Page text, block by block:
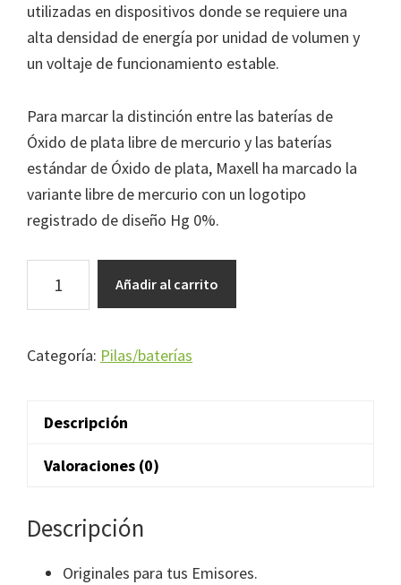
utilizadas en dispositivos donde se requiere una
alta densidad de energía por unidad de volumen y
un voltaje de funcionamiento estable.
Para marcar la distinción entre las baterías de
Óxido de plata libre de mercurio y las baterías
estándar de Óxido de plata, Maxell ha marcado la
variante libre de mercurio con un logotipo
registrado de diseño Hg 0%.
MAXELL
SR521SW
cantidad
Añadir al carrito
Categoría: Pilas/baterías
Descripción
Valoraciones (0)
Descripción
Originales para tus Emisores.